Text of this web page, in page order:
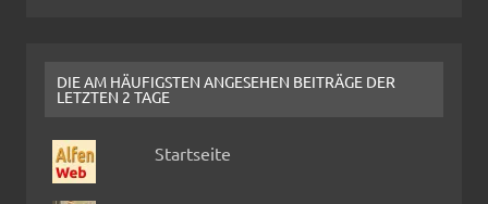
DIE AM HÄUFIGSTEN ANGESEHEN BEITRÄGE DER
LETZTEN 2 TAGE
Startseite